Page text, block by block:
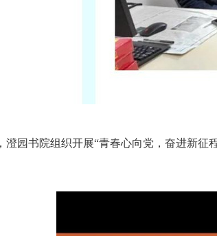
澄园书院组织开展“青春心向党，奋进新